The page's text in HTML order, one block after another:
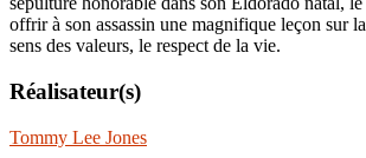
offrir à son assassin une magnifique leçon sur
sens des valeurs, le respect de la vie.
Réalisateur(s)
Tommy Lee Jones